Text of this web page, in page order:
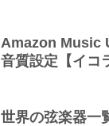
Amazon Music
音質設定【イコ
世界の弦楽器一